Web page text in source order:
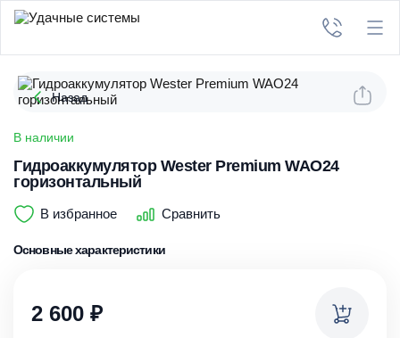
Назад
В наличии
Гидроаккумулятор Wester Premium WAO24
горизонтальный
В избранное Сравнить
Основные характеристики
2 600 ₽